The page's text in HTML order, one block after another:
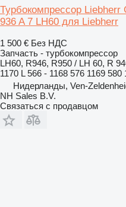
Турбокомпрессор Liebherr
936 A 7 LH60 для Liebherr
1 500 € Без НДС
Запчасть - турбокомпрессор
LH60, R946, R950 / LH 60, R
1170 L 566 - 1168 576 1169 580
Нидерланды, Ven-
NH Sales B.V.
Связаться с продавцом